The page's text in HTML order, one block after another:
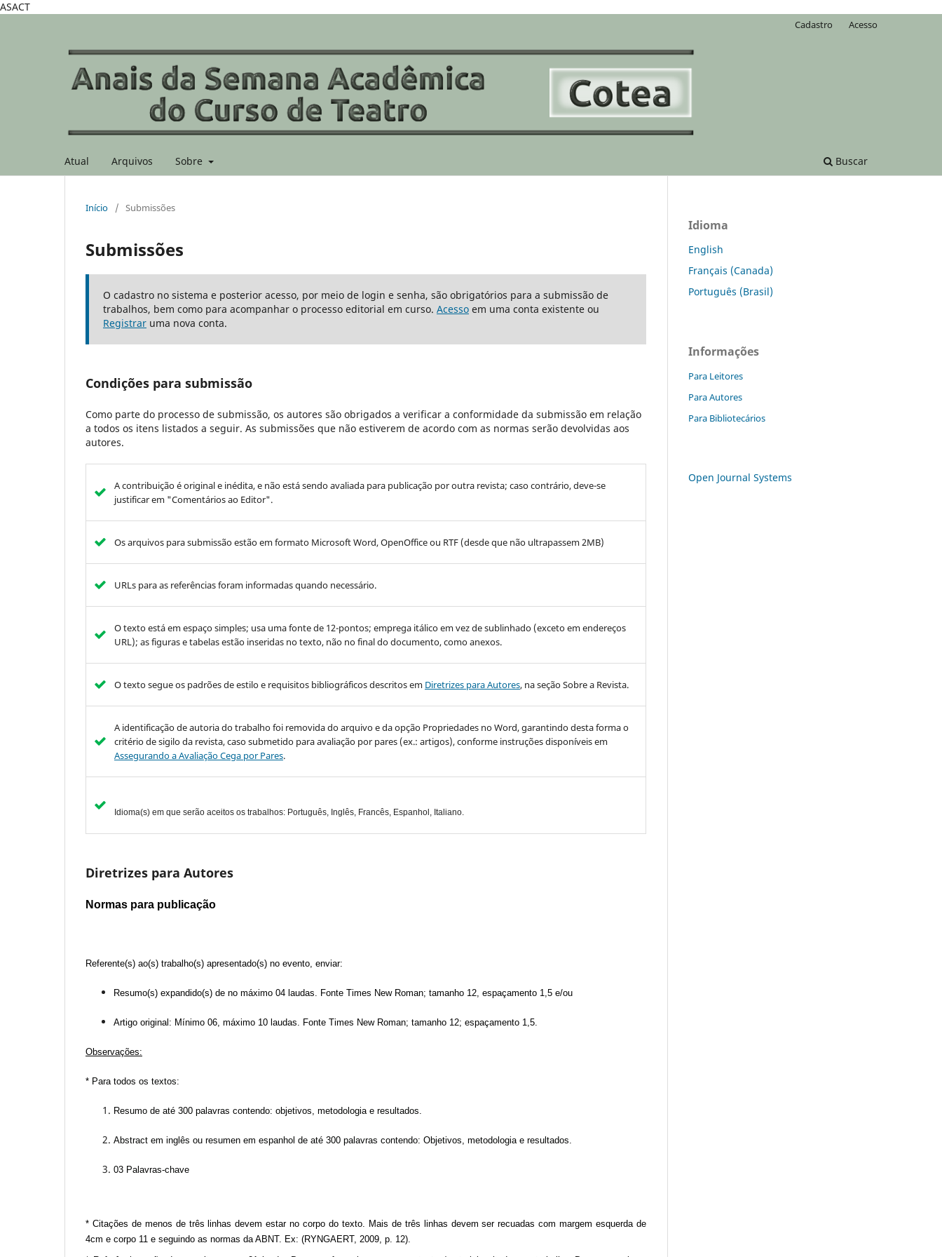
ASACT
Atual Arquivos Sobre Buscar
Cadastro Acesso
Início / Submissões
Submissões
O cadastro no sistema e posterior acesso, por meio de login e senha, são obrigatórios para a submissão de
trabalhos, bem como para acompanhar o processo editorial em curso. Acesso em uma conta existente ou
Registrar uma nova conta.
Condições para submissão
Como parte do processo de submissão, os autores são obrigados a verificar a conformidade da submissão em relação
a todos os itens listados a seguir. As submissões que não estiverem de acordo com as normas serão devolvidas aos
autores.
A contribuição é original e inédita, e não está sendo avaliada para publicação por outra revista; caso contrário, deve-se
justificar em "Comentários ao Editor".
Os arquivos para submissão estão em formato Microsoft Word, OpenOffice ou RTF (desde que não ultrapassem 2MB)
URLs para as referências foram informadas quando necessário.
O texto está em espaço simples; usa uma fonte de 12-pontos; emprega itálico em vez de sublinhado (exceto em endereços
URL); as figuras e tabelas estão inseridas no texto, não no final do documento, como anexos.
O texto segue os padrões de estilo e requisitos bibliográficos descritos em Diretrizes para Autores, na seção Sobre a Revista.
A identificação de autoria do trabalho foi removida do arquivo e da opção Propriedades no Word, garantindo desta forma o
critério de sigilo da revista, caso submetido para avaliação por pares (ex.: artigos), conforme instruções disponíveis em
Assegurando a Avaliação Cega por Pares.
Idioma(s) em que serão aceitos os trabalhos: Português, Inglês, Francês, Espanhol, Italiano.
Diretrizes para Autores
Normas para publicação
Referente(s) ao(s) trabalho(s) apresentado(s) no evento, enviar:
Resumo(s) expandido(s) de no máximo 04 laudas. Fonte Times New Roman; tamanho 12, espaçamento 1,5 e/ou
Artigo original: Mínimo 06, máximo 10 laudas. Fonte Times New Roman; tamanho 12; espaçamento 1,5.
Observações:
* Para todos os textos:
Resumo de até 300 palavras contendo: objetivos, metodologia e resultados.
Abstract em inglês ou resumen em espanhol de até 300 palavras contendo: Objetivos, metodologia e resultados.
03 Palavras-chave
* Citações de menos de três linhas devem estar no corpo do texto. Mais de três linhas devem ser recuadas com margem esquerda de
4cm e corpo 11 e seguindo as normas da ABNT. Ex: (RYNGAERT, 2009, p. 12).
Idioma
English
Français (Canada)
Português (Brasil)
Informações
Para Leitores
Para Autores
Para Bibliotecários
Open Journal Systems